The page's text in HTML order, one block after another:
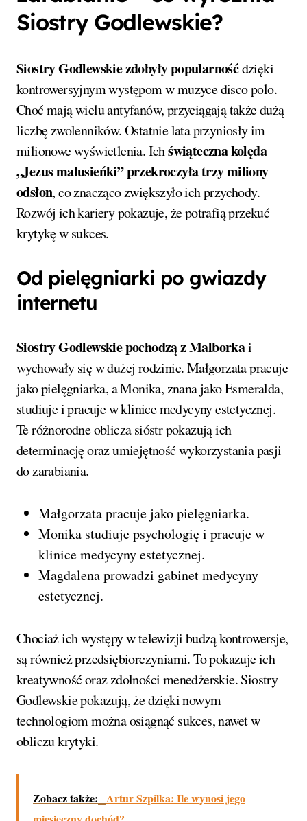
Siostry Godlewskie?
Siostry Godlewskie zdobyły popularnośćdzięki
kontrowersyjnym występom w muzyce disco polo.
Choć mają wielu antyfanów, przyciągają także dużą
liczbę zwolenników. Ostatnie lata przyniosły im
milionowe wyświetlenia. Ichświąteczna kolęda
„Jezus malusieńki” przekroczyła trzy miliony
odsłon, co znacząco zwiększyło ich przychody.
Rozwój ich kariery pokazuje, że potrafią przekuć
krytykę w sukces.
Od pielęgniarki po gwiazdy
internetu
Siostry Godlewskie pochodzą z Malborkai
wychowały się w dużej rodzinie. Małgorzata pracuje
jako pielęgniarka, a Monika, znana jako Esmeralda,
studiuje i pracuje w klinice medycyny estetycznej.
Te różnorodne oblicza sióstr pokazują ich
determinację oraz umiejętność wykorzystania pasji
do zarabiania.
Małgorzata pracuje jako pielęgniarka.
Monika studiuje psychologię i pracuje w
klinice medycyny estetycznej.
Magdalena prowadzi gabinet medycyny
estetycznej.
Chociaż ich występy w telewizji budzą kontrowersje,
są również przedsiębiorczyniami. To pokazuje ich
kreatywność oraz zdolności menedżerskie. Siostry
Godlewskie pokazują, że dzięki nowym
technologiom można osiągnąć sukces, nawet w
obliczu krytyki.
Zobacz także: Artur Szpilka: Ile wynosi jego